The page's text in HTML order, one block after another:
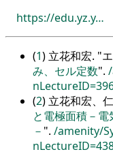
https://edu.yz.y…
(1) 立花和宏.
み、セル定数 .
(2) 立花和宏、
と電極面積－
－ . /amenity/